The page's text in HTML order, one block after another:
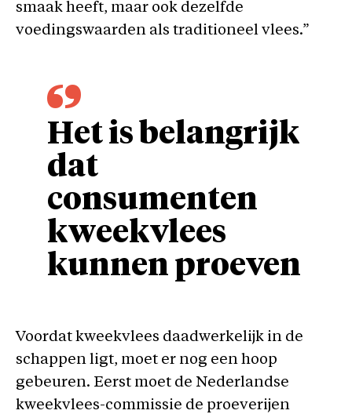
smaak heeft, maar ook dezelfde
voedingswaarden als traditioneel vlees.”
Het is belangrijk
dat
consumenten
kweekvlees
kunnen proeven
Voordat kweekvlees daadwerkelijk in de
schappen ligt, moet er nog een hoop
gebeuren. Eerst moet de Nederlandse
kweekvlees-commissie de proeverijen